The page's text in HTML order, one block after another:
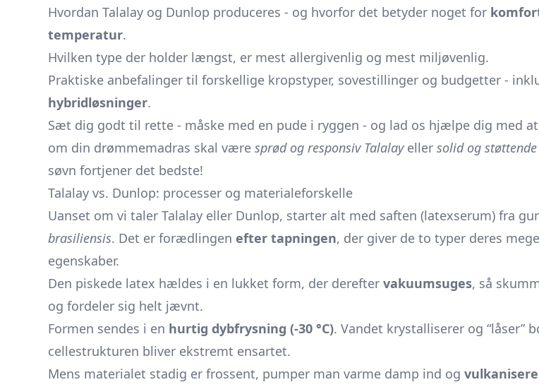
Hvordan Talalay og Dunlop produceres - og hvorfor det betyder noget for
temperatur.
Hvilken type der holder længst, er mest allergivenlig og mest miljøvenlig.
Praktiske anbefalinger til forskellige krops­typer, sovestillinger og budgetter -
hybrid­løsninger.
Sæt dig godt til rette - måske med en pude i ryggen - og lad os hjælpe dig med
om din drømme­madras skal være sprød og responsiv Talalayeller solid og
søvn fortjener det bedste!
Talalay vs. Dunlop: processer og materialeforskelle
Uanset om vi taler Talalay eller Dunlop, starter alt med saften (latexserum) fra
brasiliensis. Det er forædlingen efter tapningen, der giver de to typer deres
egenskaber.
Den piskede latex hældes i en lukket form, der derefter vakuumsuges, så
og fordeler sig helt jævnt.
Formen sendes i en hurtig dybfrysning (-30 °C). Vandet krystalliserer og “låser”
celle­strukturen bliver ekstremt ensartet.
Mens materialet stadig er frossent, pumper man varme damp ind og